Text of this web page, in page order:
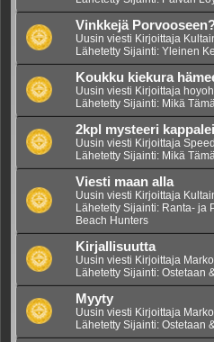
Vinkkejä
Uusin viesti Kirjoittaja
Lähetetty Sijainti: Yleinen
Koukku kiekura
Uusin viesti Kirjoittaja
Lähetetty Sijainti: Mikä
2kpl mysteeri
Uusin viesti Kirjoittaja
Lähetetty Sijainti: Mikä
Viesti maan alla
Uusin viesti Kirjoittaja
Lähetetty Sijainti: Ranta- ja
Beach Hunters
Kirjallisuutta
Uusin viesti Kirjoittaja
Lähetetty Sijainti: Ostetaan
Myyty
Uusin viesti Kirjoittaja
Lähetetty Sijainti: Ostetaan